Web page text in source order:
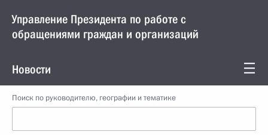
Управление Президента по работе с
обращениями граждан и организаций
Новости
Поиск по руководителю, географии и тематике